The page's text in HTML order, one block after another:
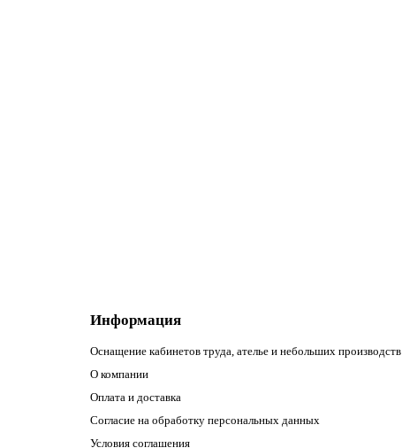
Информация
Оснащение кабинетов труда, ателье и небольших производств
О компании
Оплата и доставка
Согласие на обработку персональных данных
Условия соглашения